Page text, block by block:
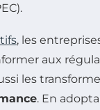
, les
aux
les
. En